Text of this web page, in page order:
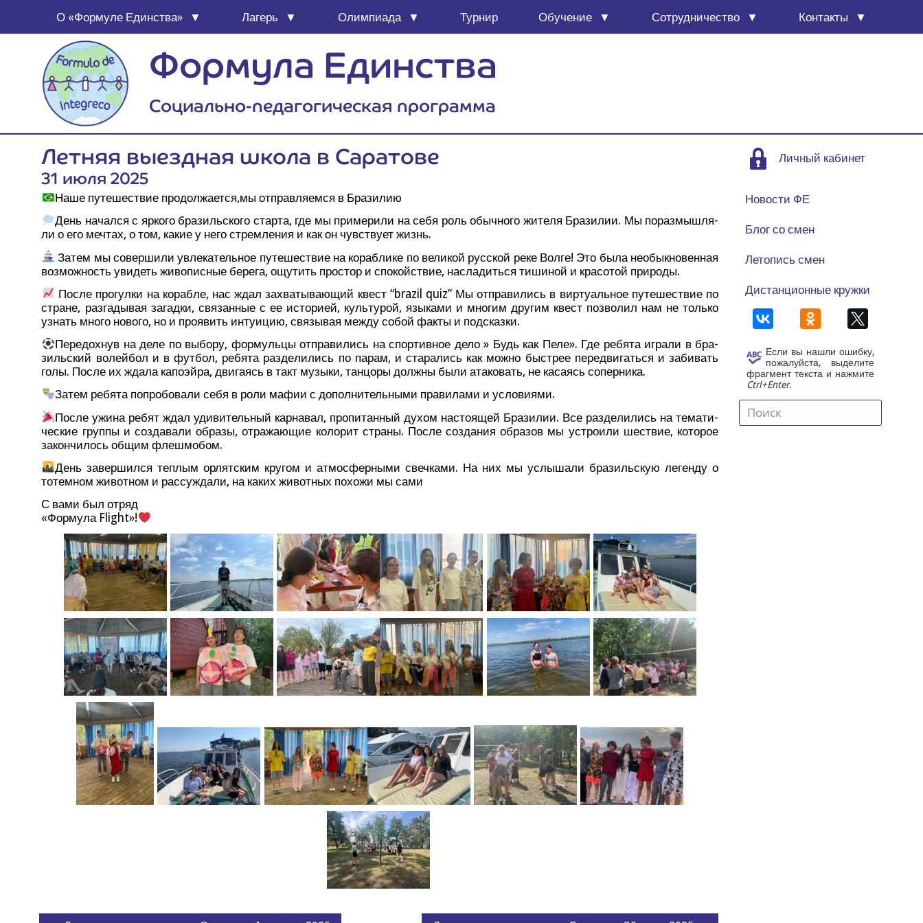
О «Фор­му­ле Единства» Лагерь Олим­пи­а­да Тур­нир Обу­че­ние Сотруд­ни­че­ство Кон­так­ты
Формула Единства
Социально-педагогическая программа
Лет­няя выезд­ная шко­ла в Саратове
31 июля 2025
Наше путе­ше­ствие продолжается,мы отправ­ля­ем­ся в Бразилию
День начал­ся с ярко­го бра­зиль­ско­го стар­та, где мы при­ме­ри­ли на себя роль обыч­но­го жите­ля Бра­зи­лии. Мы пораз­мыш­ля­
ли о его меч­тах, о том, какие у него стрем­ле­ния и как он чув­ству­ет жизнь.
Затем мы совер­ши­ли увле­ка­тель­ное путе­ше­ствие на кораб­ли­ке по вели­кой рус­ской реке Вол­ге! Это была необык­но­вен­ная
воз­мож­ность уви­деть живо­пис­ные бере­га, ощу­тить про­стор и спо­кой­ствие, насла­дить­ся тиши­ной и кра­со­той природы.
После про­гул­ки на кораб­ле, нас ждал захва­ты­ва­ю­щий квест “brazil quiz” Мы отпра­ви­лись в вир­ту­аль­ное путе­ше­ствие по
стране, раз­га­ды­вая загад­ки, свя­зан­ные с ее исто­ри­ей, куль­ту­рой, язы­ка­ми и мно­гим дру­гим квест поз­во­лил нам не толь­ко
узнать мно­го ново­го, но и про­явить инту­и­цию, свя­зы­вая меж­ду собой фак­ты и подсказки.
Пере­дох­нув на деле по выбо­ру, фор­муль­цы отпра­ви­лись на спор­тив­ное дело » Будь как Пеле». Где ребя­та игра­ли в бра­
зиль­ский волей­бол и в фут­бол, ребя­та раз­де­ли­лись по парам, и ста­ра­лись как мож­но быст­рее пере­дви­гать­ся и заби­вать
голы. После их жда­ла капо­эй­ра, дви­га­ясь в такт музы­ки, тан­цо­ры долж­ны были ата­ко­вать, не каса­ясь соперника.
Затем ребя­та попро­бо­ва­ли себя в роли мафии с допол­ни­тель­ны­ми пра­ви­ла­ми и условиями.
После ужи­на ребят ждал уди­ви­тель­ный кар­на­вал, про­пи­тан­ный духом насто­я­щей Бра­зи­лии. Все раз­де­ли­лись на тема­ти­
че­ские груп­пы и созда­ва­ли обра­зы, отра­жа­ю­щие коло­рит стра­ны. После созда­ния обра­зов мы устро­и­ли шествие, кото­рое
закон­чи­лось общим флешмобом.
День завер­шил­ся теп­лым орлят­ским кру­гом и атмо­сфер­ны­ми свеч­ка­ми. На них мы услы­ша­ли бра­зиль­скую леген­ду о
тотем­ном живот­ном и рас­суж­да­ли, на каких живот­ных похо­жи мы сами
С вами был отряд
«Фор­му­ла Flight»!
Личный кабинет
Новости ФЕ
Блог со смен
Летопись смен
Дистанционные кружки
Если вы нашли ошибку,
пожалуйста, выделите
фрагмент текста и нажмите
Ctrl+Enter.